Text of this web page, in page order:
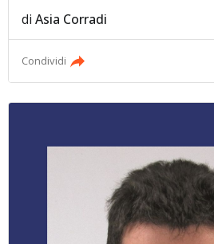
diAsia Corradi
Condividi